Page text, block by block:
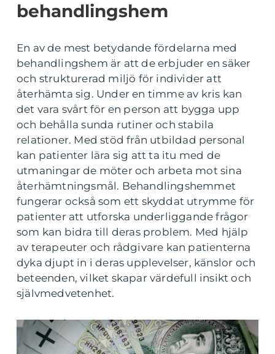
behandlingshem
En av de mest betydande fördelarna med
behandlingshem är att de erbjuder en säker
och strukturerad miljö för individer att
återhämta sig. Under en timme av kris kan
det vara svårt för en person att bygga upp
och behålla sunda rutiner och stabila
relationer. Med stöd från utbildad personal
kan patienter lära sig att ta itu med de
utmaningar de möter och arbeta mot sina
återhämtningsmål. Behandlingshemmet
fungerar också som ett skyddat utrymme för
patienter att utforska underliggande frågor
som kan bidra till deras problem. Med hjälp
av terapeuter och rådgivare kan patienterna
dyka djupt in i deras upplevelser, känslor och
beteenden, vilket skapar värdefull insikt och
självmedvetenhet.